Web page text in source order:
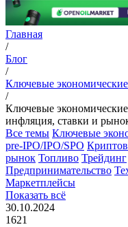
Главная
/
Блог
/
Ключевые
/
Ключевые экономические
инфляция, ставки и
Все темы Ключевые
pre-IPO/IPO/SPO
рынок Топливо Трейдинг
Предпринимательство
Маркетплейсы
Показать всё
30.10.2024
1621